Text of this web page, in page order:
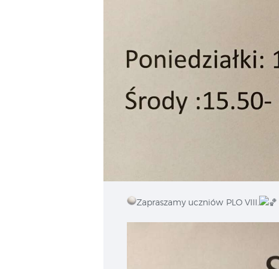
Zapraszamy uczniów PLO VIII.